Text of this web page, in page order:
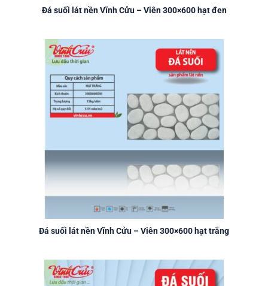
Đá suối lát nền Vĩnh Cửu – Viên 300×600 hạt đen
Đá suối lát nền Vĩnh Cửu – Viên 300×600 hạt trắng